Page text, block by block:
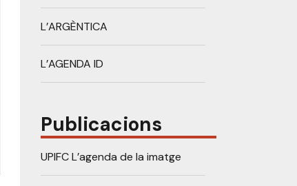
L’ARGÈNTICA
L’AGENDA ID
Publicacions
UPIFC L’agenda de la imatge